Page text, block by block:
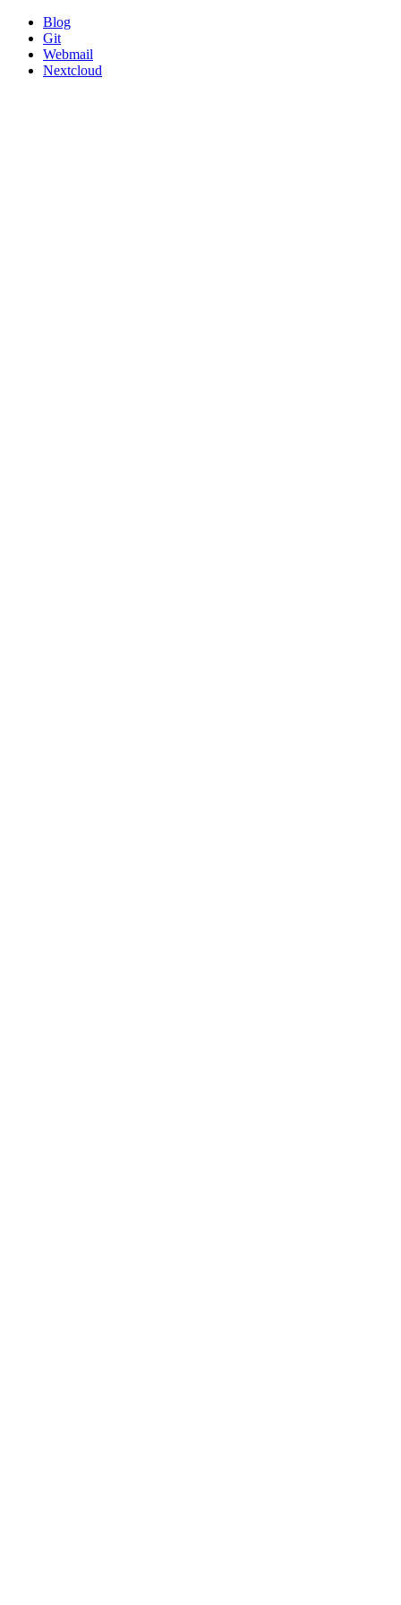
Blog
Git
Webmail
Nextcloud